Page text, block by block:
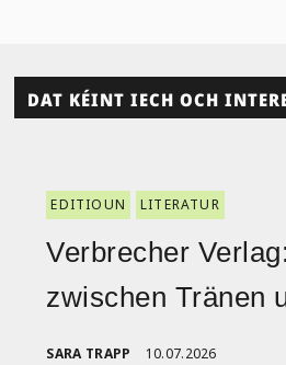
DAT KÉINT IECH OCH
EDITIOUN LITERATUR
Verbrecher
zwischen Tränen
SARA TRAPP 10.07.2026